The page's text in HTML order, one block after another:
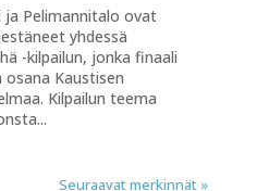
Pelimannitalo ovat
yhdessä
-kilpailun, jonka finaali
osana Kaustisen
Kilpailun teema
Seuraavat merkinnät »